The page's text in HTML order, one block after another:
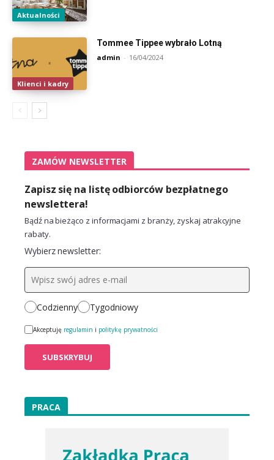
Aktualności
Klienci i kadry
Tommee Tippee wybrało Lotną
admin - 16/04/2024
ZAMÓW NEWSLETTER
Zapisz się na listę odbiorców bezpłatnego
newslettera!
Bądź na bieżąco z informacjami z branży, zyskaj atrakcyjne
rabaty.
Wybierz newsletter:
Codzienny Tygodniowy
Akceptuję regulamin i politykę prywatności
PRACA